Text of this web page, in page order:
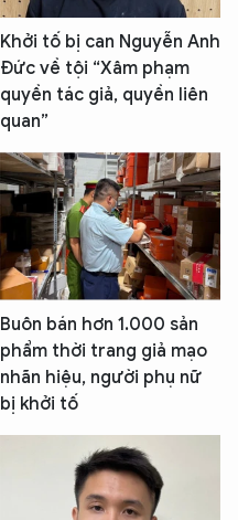
Khởi tố bị can Nguyễn Anh
Đức về tội “Xâm phạm
quyền tác giả, quyền liên
quan”
Buôn bán hơn 1.000 sản
phẩm thời trang giả mạo
nhãn hiệu, người phụ nữ
bị khởi tố